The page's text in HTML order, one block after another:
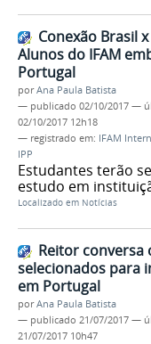
Conexão Brasil
Alunos do IFAM
Portugal
porAna Paula Batista
— publicado 02/10/2017 —
02/10/2017 12h18
— registrado em: IFAM
IPP
Estudantes terão
estudo em
Localizado em Notícias
Reitor conversa
selecionados para
em Portugal
porAna Paula Batista
— publicado 21/07/2017 —
21/07/2017 10h47